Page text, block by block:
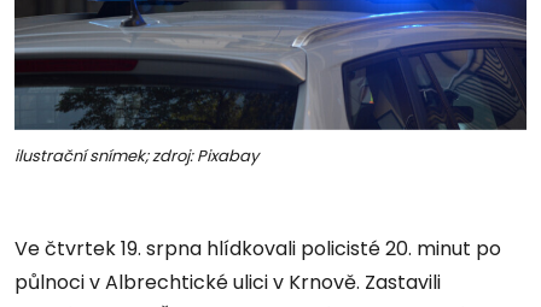
ilustrační snímek; zdroj: Pixabay
Ve čtvrtek 19. srpna hlídkovali policisté 20. minut po
půlnoci v Albrechtické ulici v Krnově. Zastavili